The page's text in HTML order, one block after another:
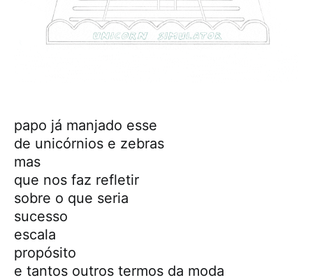
papo já manjado esse
de unicórnios e zebras
mas
que nos faz refletir
sobre o que seria
sucesso
escala
propósito
e tantos outros termos da moda